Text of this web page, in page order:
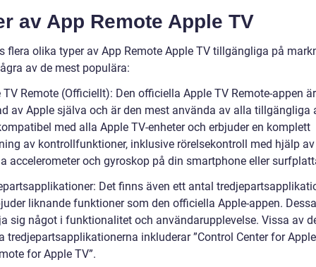
av App Remote Apple TV
flera olika typer av App Remote Apple TV tillgängliga på
av de mest populära:
TV Remote (Officiellt): Den officiella Apple TV Remote-appen är
av Apple själva och är den mest använda av alla tillgängliga
med alla Apple TV-enheter och erbjuder en komplett
av kontrollfunktioner, inklusive rörelsekontroll med hjälp av
accelerometer och gyroskop på din smartphone eller
Det finns även ett antal
liknande funktioner som den officiella Apple-appen.
sig något i funktionalitet och användarupplevelse. Vissa av
tredjepartsapplikationerna inkluderar ”Control Center for
for Apple TV”.